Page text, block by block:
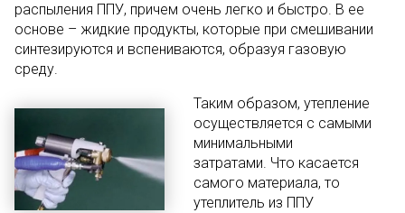
распыления ППУ, причем очень легко и быстро. В ее
основе – жидкие продукты, которые при смешивании
синтезируются и вспениваются, образуя газовую
среду.
Таким образом, утепление
осуществляется с самыми
минимальными
затратами. Что касается
самого материала, то
утеплитель из ППУ